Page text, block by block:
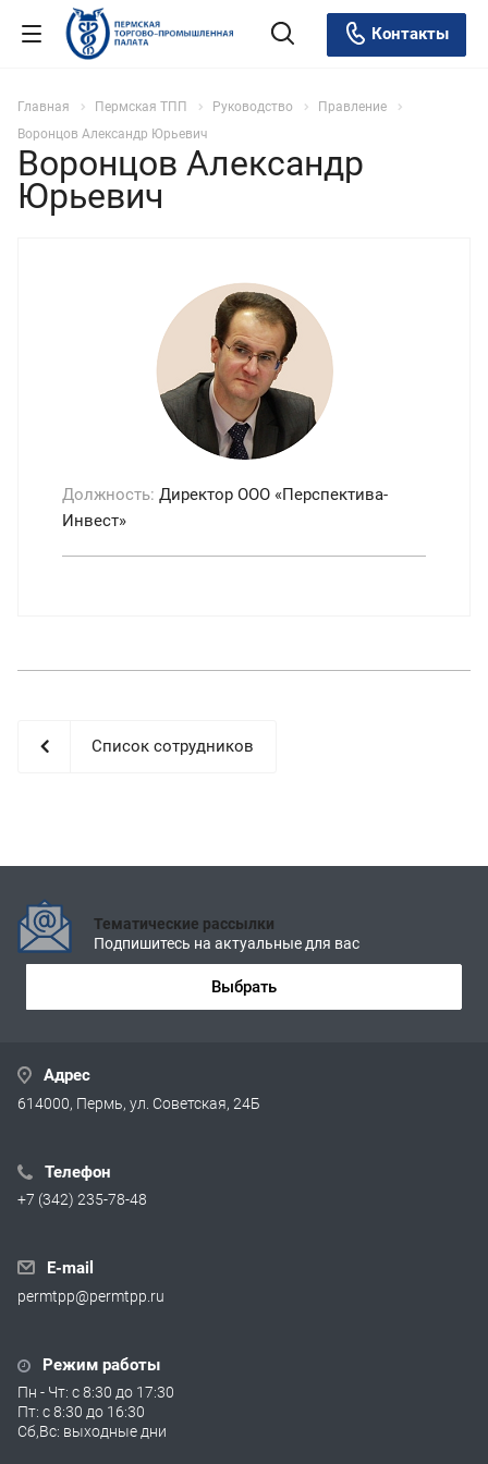
Контакты
Главная Пермская ТПП Руководство
Правление
Воронцов Александр Юрьевич
Воронцов Александр
Юрьевич
Должность: Директор ООО «Перспектива-
Инвест»
Список сотрудников
Тематические рассылки
Подпишитесь на актуальные для вас
Выбрать
Адрес
614000, Пермь, ул. Советская, 24Б
Телефон
+7 (342) 235-78-48
E-mail
permtpp@permtpp.ru
Режим работы
Пн - Чт: с 8:30 до 17:30
Пт: с 8:30 до 16:30
Сб,Вс: выходные дни